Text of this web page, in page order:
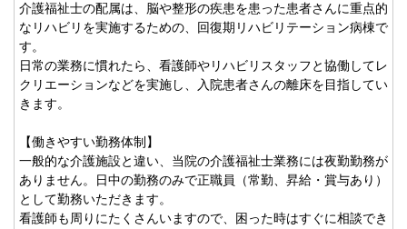
介護福祉士の配属は、脳や整形の疾患を患った患者さんに重点的
なリハビリを実施するための、回復期リハビリテーション病棟で
す。
日常の業務に慣れたら、看護師やリハビリスタッフと協働してレ
クリエーションなどを実施し、入院患者さんの離床を目指してい
きます。
【働きやすい勤務体制】
一般的な介護施設と違い、当院の介護福祉士業務には夜勤勤務が
ありません。日中の勤務のみで正職員（常勤、昇給・賞与あり）
として勤務いただきます。
看護師も周りにたくさんいますので、困った時はすぐに相談でき